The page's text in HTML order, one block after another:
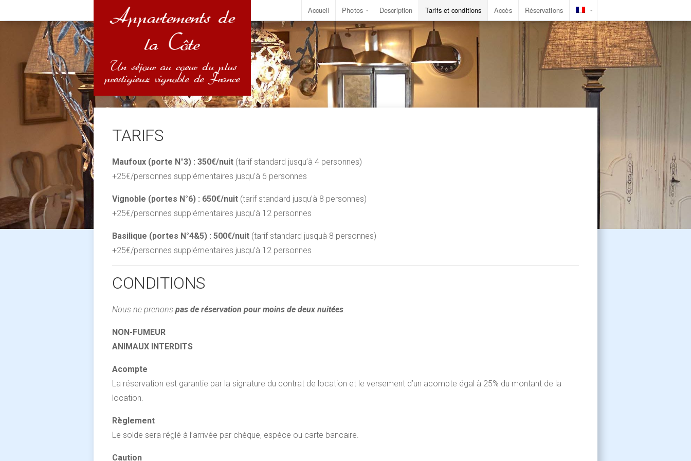
Accueil Photos Description Tarifs et conditions Accès Réservations
TARIFS
Maufoux (porte N°3) : 350€/nuit (tarif standard jusqu’à 4 personnes)
+25€/personnes supplémentaires jusqu’à 6 personnes
Vignoble (portes N°6) : 650€/nuit (tarif standard jusqu’à 8 personnes)
+25€/personnes supplémentaires jusqu’à 12 personnes
Basilique (portes N°4&5) : 500€/nuit (tarif standard jusquà 8 personnes)
+25€/personnes supplémentaires jusqu’à 12 personnes
CONDITIONS
Nous ne prenons pas de réservation pour moins de deux nuitées.
NON-FUMEUR
ANIMAUX INTERDITS
Acompte
La réservation est garantie par la signature du contrat de location et le versement d’un acompte égal à 25% du montant de la
location.
Règlement
Le solde sera réglé à l’arrivée par chèque, espèce ou carte bancaire.
Caution